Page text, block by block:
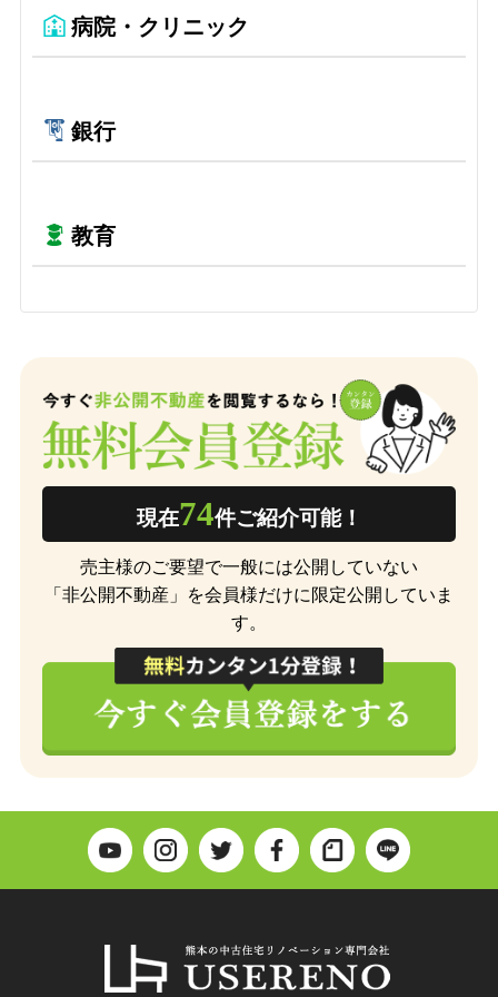
病院・クリニック
銀行
教育
現在74件ご紹介可能！
売主様のご要望で一般には公開していない
「非公開不動産」を会員様だけに限定公開していま
す。